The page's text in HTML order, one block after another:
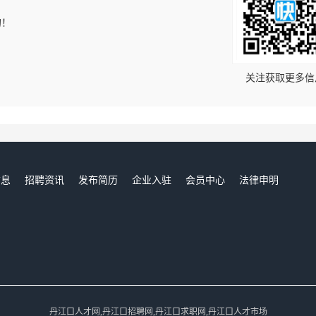
关注获取更多
招聘资讯 发布简历 企业入驻 会员中心
法律申明
丹江口人才网,丹江口招聘网,丹江口求职网,丹江口人才市场